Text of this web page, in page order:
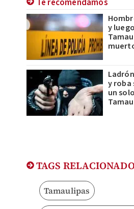
Te recomendamos
y
y roba
un
TAGS
Tamaulipas